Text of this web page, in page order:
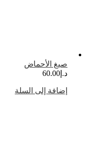
صيغ الأحماض
إضافة إلى السلة